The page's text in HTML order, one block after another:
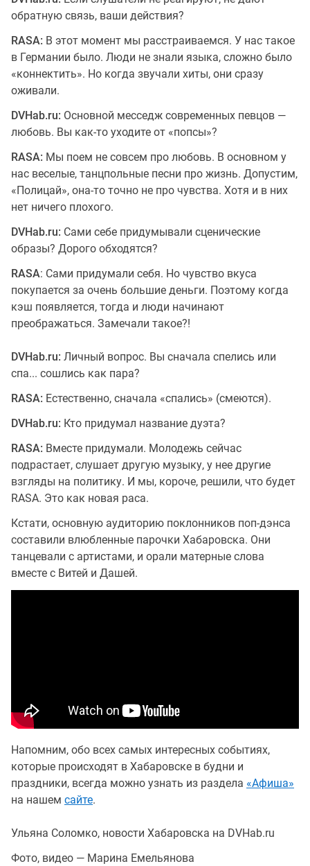
обратную связь, ваши действия?
RASA: В этот момент мы расстраиваемся. У нас такое
в Германии было. Люди не знали языка, сложно было
«коннектить». Но когда звучали хиты, они сразу
оживали.
DVHab.ru: Основной месседж современных певцов —
любовь. Вы как-то уходите от «попсы»?
RASA: Мы поем не совсем про любовь. В основном у
нас веселые, танцпольные песни про жизнь. Допустим,
«Полицай», она-то точно не про чувства. Хотя и в них
нет ничего плохого.
DVHab.ru: Сами себе придумывали сценические
образы? Дорого обходятся?
RASA: Сами придумали себя. Но чувство вкуса
покупается за очень большие деньги. Поэтому когда
кэш появляется, тогда и люди начинают
преображаться. Замечали такое?!
DVHab.ru: Личный вопрос. Вы сначала спелись или
спа... сошлись как пара?
RASA: Естественно, сначала «спались» (смеются).
DVHab.ru: Кто придумал название дуэта?
RASA: Вместе придумали. Молодежь сейчас
подрастает, слушает другую музыку, у нее другие
взгляды на политику. И мы, короче, решили, что будет
RASA. Это как новая раса.
Кстати, основную аудиторию поклонников поп-дэнса
составили влюбленные парочки Хабаровска. Они
танцевали с артистами, и орали матерные слова
вместе с Витей и Дашей.
Напомним, обо всех самых интересных событиях,
которые происходят в Хабаровске в будни и
праздники, всегда можно узнать из раздела «Афиша»
на нашем сайте.
Ульяна Соломко, новости Хабаровска на DVHab.ru
Фото, видео — Марина Емельянова